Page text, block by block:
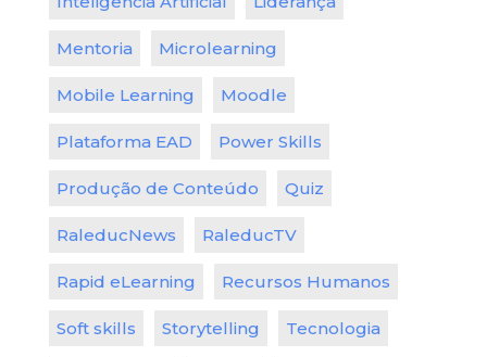
Mentoria Microlearning
Mobile Learning Moodle
Plataforma EAD Power Skills
Produção de Conteúdo Quiz
RaleducNews RaleducTV
Rapid eLearning Recursos Humanos
Soft skills Storytelling Tecnologia